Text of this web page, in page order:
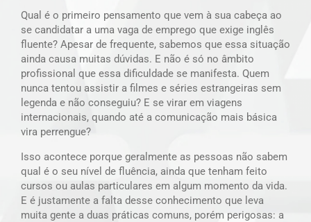
Qual é o primeiro pensamento que vem à sua cabeça ao
se candidatar a uma vaga de emprego que exige inglês
fluente? Apesar de frequente, sabemos que essa situação
ainda causa muitas dúvidas. E não é só no âmbito
profissional que essa dificuldade se manifesta. Quem
nunca tentou assistir a filmes e séries estrangeiras sem
legenda e não conseguiu? E se virar em viagens
internacionais, quando até a comunicação mais básica
vira perrengue?
Isso acontece porque geralmente as pessoas não sabem
qual é o seu nível de fluência, ainda que tenham feito
cursos ou aulas particulares em algum momento da vida.
E é justamente a falta desse conhecimento que leva
muita gente a duas práticas comuns, porém perigosas: a